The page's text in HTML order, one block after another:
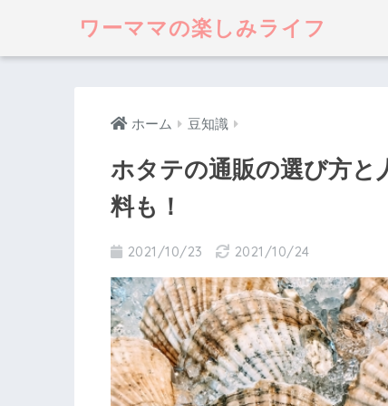
ワーママの楽しみライフ
ホーム 豆知識
ホタテの通販の選び方と
料も！
2021/10/23 2021/10/24